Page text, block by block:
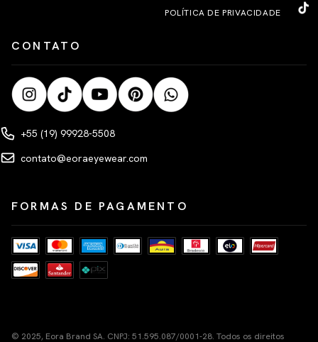
POLÍTICA DE PRIVACIDADE
CONTATO
+55 (19) 99928-5508
contato@eoraeyewear.com
FORMAS DE PAGAMENTO
© 2025, Eora Brand SA. CNPJ: 51.595.087/0001-28. Todos os direitos